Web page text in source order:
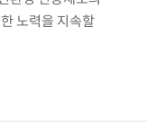
노력을 지속할